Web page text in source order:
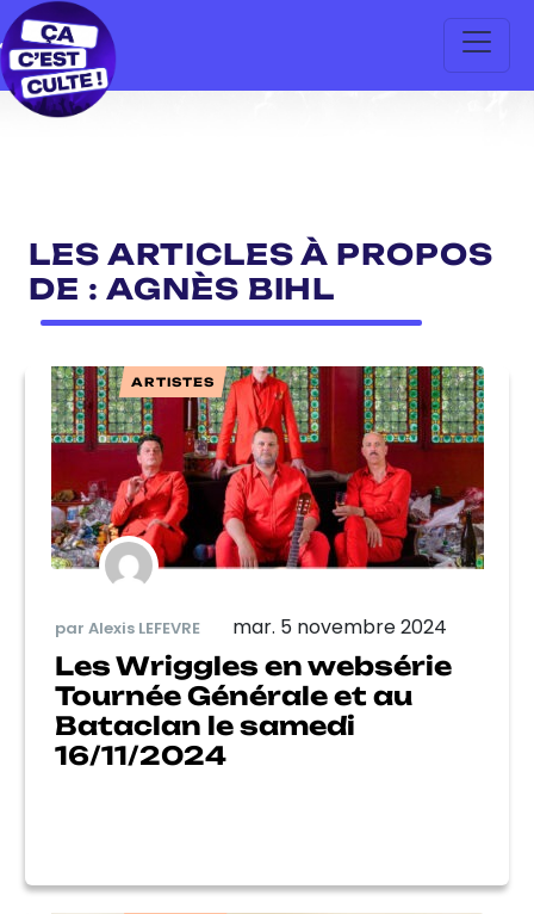
LES ARTICLES À PROPOS
DE : AGNÈS BIHL
ARTISTES
par Alexis LEFEVRE mar. 5 novembre 2024
Les Wriggles en websérie
Tournée Générale et au
Bataclan le samedi
16/11/2024